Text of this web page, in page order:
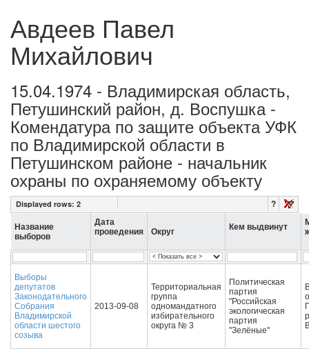
Авдеев Павел
Михайлович
15.04.1974 - Владимирская область,
Петушинский район, д. Воспушка -
Комендатура по защите объекта УФК
по Владимирской области в
Петушинском районе - начальник
охраны по охраняемому объекту
Displayed rows: 2 ?
Название
выборов
Дата
проведения
Округ Кем выдвинут
Выборы
депутатов
Законодательного
Собрания
Владимирской
области шестого
созыва
2013-09-08
Территориальная
группа
одномандатного
избирательного
округа № 3
Политическая
партия
"Российская
экологическая
партия
"Зелёные"